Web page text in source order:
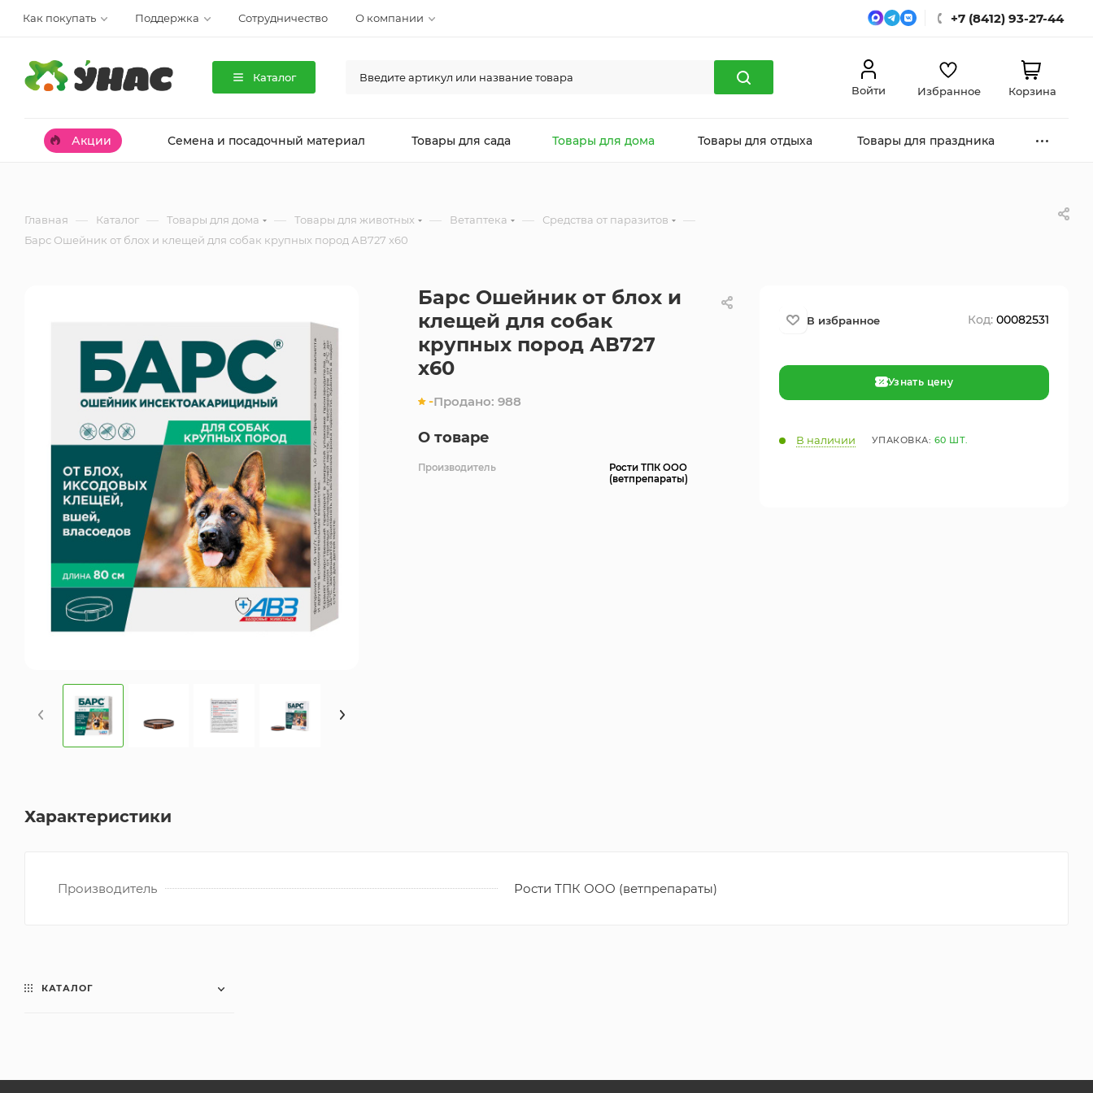
Как покупать Поддержка Сотрудничество О компании +7 (8412) 93-27-44
Каталог
Войти
Избранное Корзина
Акции Семена и посадочный материал Товары для сада Товары для дома Товары для отдыха Товары для праздника
Главная — Каталог — Товары для дома — Товары для животных — Ветаптека — Средства от паразитов —
Барс Ошейник от блох и клещей для собак крупных пород АВ727 x60
Барс Ошейник от блох и
клещей для собак
крупных пород АВ727
x60
-Продано: 988
О товаре
Производитель
Рости ТПК ООО
(ветпрепараты)
Код: 00082531
Узнать цену
В наличии УПАКОВКА: 60 ШТ.
Характеристики
Производитель Рости ТПК ООО (ветпрепараты)
КАТАЛОГ